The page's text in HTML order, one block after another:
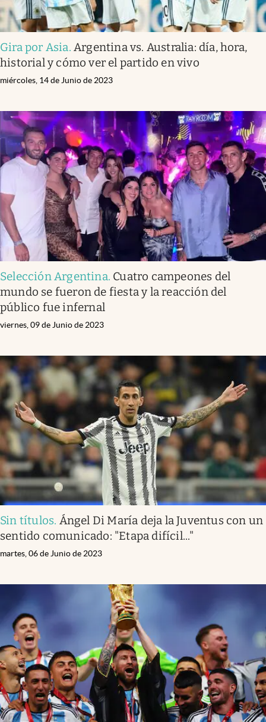
Gira por Asia.Argentina vs. Australia: día, hora,
historial y cómo ver el partido en vivo
miércoles, 14 de Junio de 2023
Selección Argentina. Cuatro campeones del
mundo se fueron de fiesta y la reacción del
público fue infernal
viernes, 09 de Junio de 2023
Sin títulos. Ángel Di María deja la Juventus con un
sentido comunicado: "Etapa difícil..."
martes, 06 de Junio de 2023